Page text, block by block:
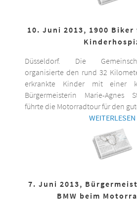
10. Juni 2013, 1900
Düsseldorf. Die
organisierte den rund 32
erkrankte Kinder mit einer
Bürgermeisterin Marie-Agnes
führte die Motorradtour für den
WEITERLESEN
7. Juni 2013,
BMW beim